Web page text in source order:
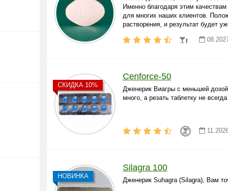
Именно благодаря этим
для многих наших клиентов.
растворения, и результат будет
СКИДКА 10%
Cenforce-50
Дженерик Виагры с меньшей дозой силденафила -
много, а резать таблетку не
НОВИНКА
Silagra 100
Дженерик Suhagra (Silagra), Вам